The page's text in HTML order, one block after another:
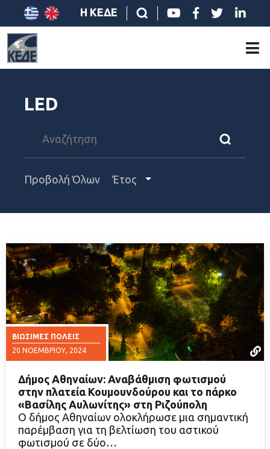
Η ΚΕΔΕ
LED
Προβολή Όλων Έτος
ΒΙΏΣΙΜΕΣ ΠΌΛΕΙΣ
20 ΝΟΕΜΒΡΊΟΥ, 2024
ΔΙΑΒΑΣΤΕ ΠΕΡΙΣΣΟΤΕΡΑ
Δήμος Αθηναίων: Αναβάθμιση φωτισμού
στην πλατεία Κουμουνδούρου και το πάρκο
«Βασίλης Αυλωνίτης» στη Ριζούπολη
Ο δήμος Αθηναίων ολοκλήρωσε μια σημαντική
παρέμβαση για τη βελτίωση του αστικού
φωτισμού σε δύο…